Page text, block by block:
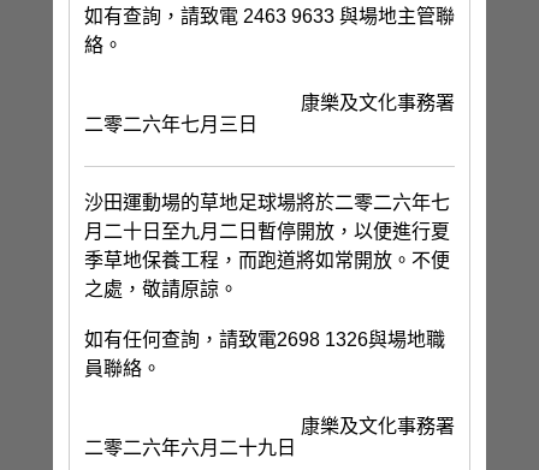
如有查詢，請致電 2463 9633 與場地主管聯
絡。
康樂及文化事務署
二零二六年七月三日
沙田運動場的草地足球場將於二零二六年七
月二十日至九月二日暫停開放，以便進行夏
季草地保養工程，而跑道將如常開放。不便
之處，敬請原諒。
如有任何查詢，請致電2698 1326與場地職
員聯絡。
康樂及文化事務署
二零二六年六月二十九日